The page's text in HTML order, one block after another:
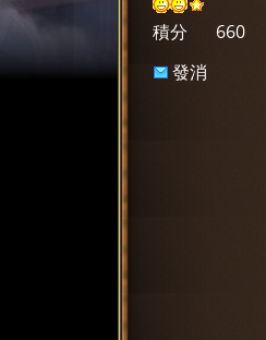
選
積分
660
發消